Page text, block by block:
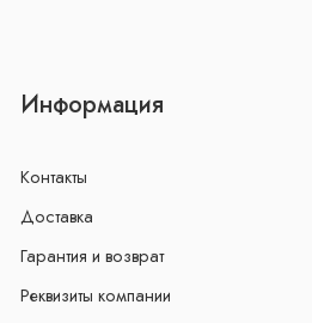
Информация
Контакты
Доставка
Гарантия и возврат
Реквизиты компании